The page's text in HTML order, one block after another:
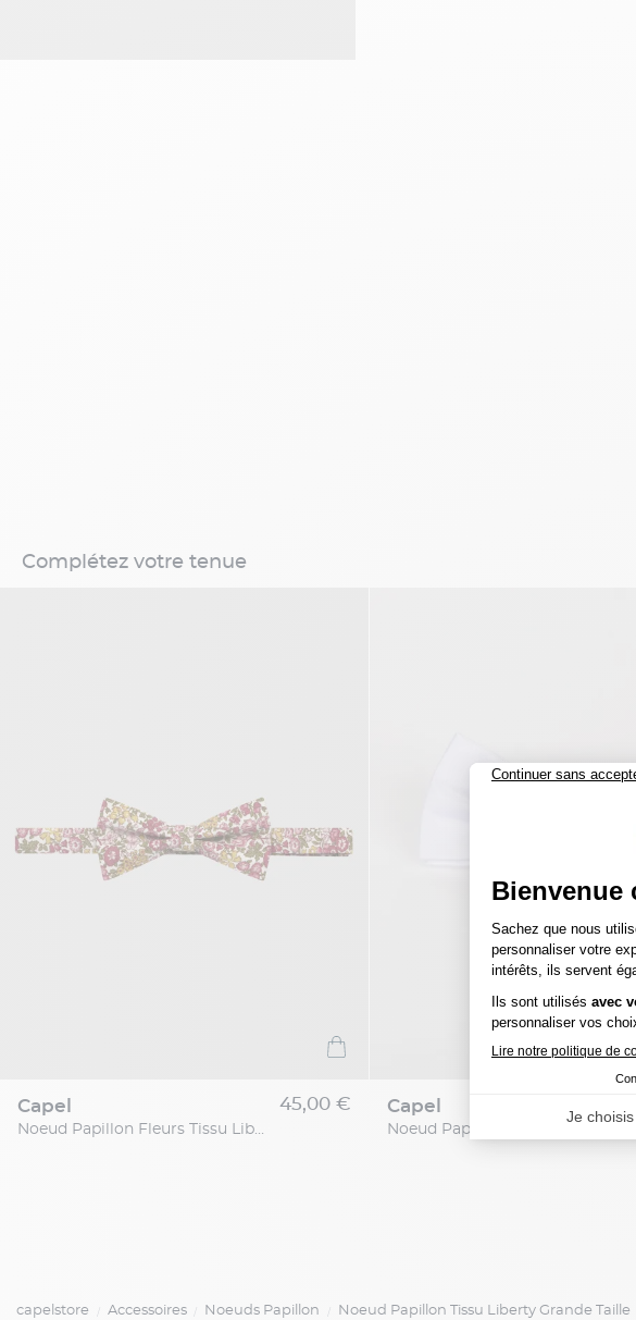
Complétez votre tenue
capel
Noeud Papillon Fleurs Tissu Liberty Grande Taille
45,00 € capel
Noeud Papillon Blanc Capel
capelstore Accessoires Noeuds Papillon Noeud Papillon Tissu Liberty Grande Taille